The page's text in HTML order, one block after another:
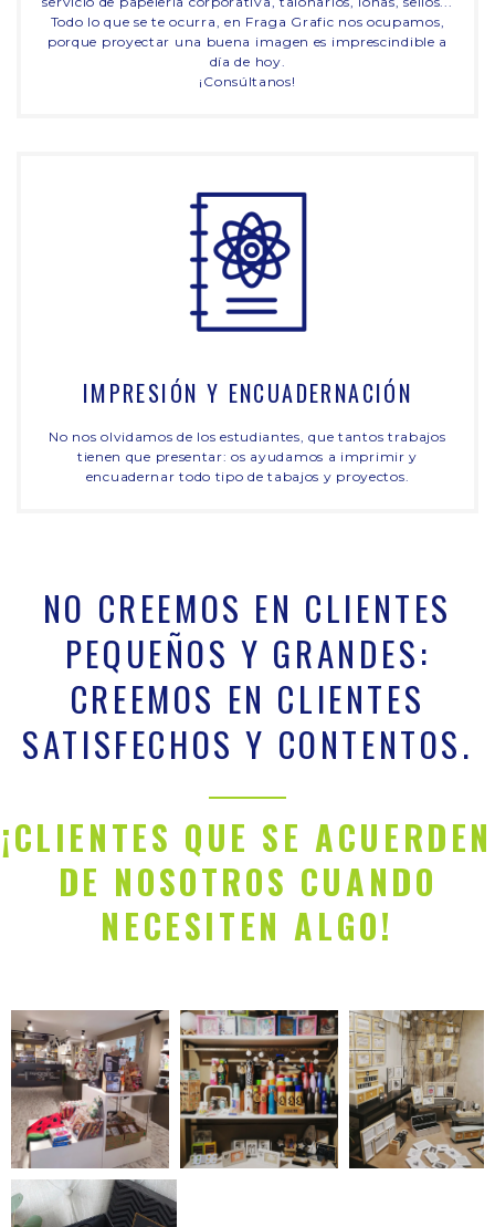
Todo lo que se te ocurra, en Fraga Grafic nos ocupamos,
porque proyectar una buena imagen es imprescindible a
día de hoy.
¡Consúltanos!
IMPRESIÓN Y ENCUADERNACIÓN
No nos olvidamos de los estudiantes, que tantos trabajos
tienen que presentar: os ayudamos a imprimir y
encuadernar todo tipo de tabajos y proyectos.
NO CREEMOS EN CLIENTES
PEQUEÑOS Y GRANDES:
CREEMOS EN CLIENTES
SATISFECHOS Y CONTENTOS.
¡CLIENTES QUE SE ACUERDEN
DE NOSOTROS CUANDO
NECESITEN ALGO!